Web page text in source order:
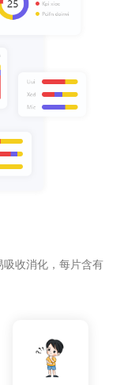
收消化，每片含有